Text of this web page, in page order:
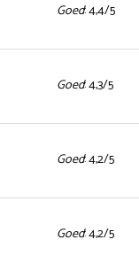
Goed: 4,4/5
Goed: 4,3/5
Goed: 4,2/5
Goed: 4,2/5